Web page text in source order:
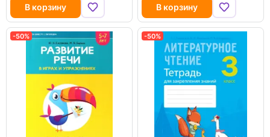
В корзину В корзину
-50% -50%